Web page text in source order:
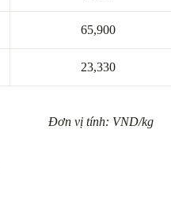
65,900
23,330
Đơn vị tính: VND/kg